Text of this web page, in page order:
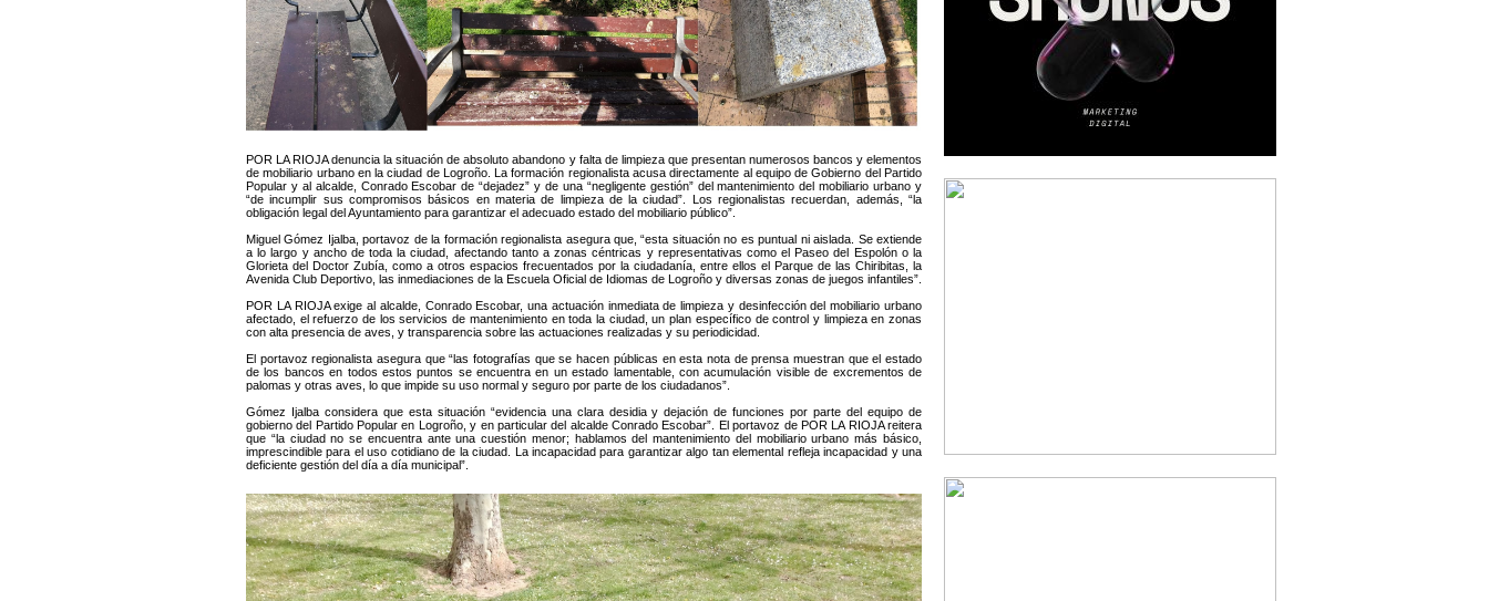
POR LA RIOJA denuncia la situación de absoluto abandono y falta de limpieza que presentan numerosos bancos y elementos
de mobiliario urbano en la ciudad de Logroño. La formación regionalista acusa directamente al equipo de Gobierno del Partido
Popular y al alcalde, Conrado Escobar de “dejadez” y de una “negligente gestión” del mantenimiento del mobiliario urbano y
“de incumplir sus compromisos básicos en materia de limpieza de la ciudad”. Los regionalistas recuerdan, además, “la
obligación legal del Ayuntamiento para garantizar el adecuado estado del mobiliario público”.
Miguel Gómez Ijalba, portavoz de la formación regionalista asegura que, “esta situación no es puntual ni aislada. Se extiende
a lo largo y ancho de toda la ciudad, afectando tanto a zonas céntricas y representativas como el Paseo del Espolón o la
Glorieta del Doctor Zubía, como a otros espacios frecuentados por la ciudadanía, entre ellos el Parque de las Chiribitas, la
Avenida Club Deportivo, las inmediaciones de la Escuela Oficial de Idiomas de Logroño y diversas zonas de juegos infantiles”.
POR LA RIOJA exige al alcalde, Conrado Escobar, una actuación inmediata de limpieza y desinfección del mobiliario urbano
afectado, el refuerzo de los servicios de mantenimiento en toda la ciudad, un plan específico de control y limpieza en zonas
con alta presencia de aves, y transparencia sobre las actuaciones realizadas y su periodicidad.
El portavoz regionalista asegura que “las fotografías que se hacen públicas en esta nota de prensa muestran que el estado
de los bancos en todos estos puntos se encuentra en un estado lamentable, con acumulación visible de excrementos de
palomas y otras aves, lo que impide su uso normal y seguro por parte de los ciudadanos”.
Gómez Ijalba considera que esta situación “evidencia una clara desidia y dejación de funciones por parte del equipo de
gobierno del Partido Popular en Logroño, y en particular del alcalde Conrado Escobar”. El portavoz de POR LA RIOJA reitera
que “la ciudad no se encuentra ante una cuestión menor; hablamos del mantenimiento del mobiliario urbano más básico,
imprescindible para el uso cotidiano de la ciudad. La incapacidad para garantizar algo tan elemental refleja incapacidad y una
deficiente gestión del día a día municipal”.